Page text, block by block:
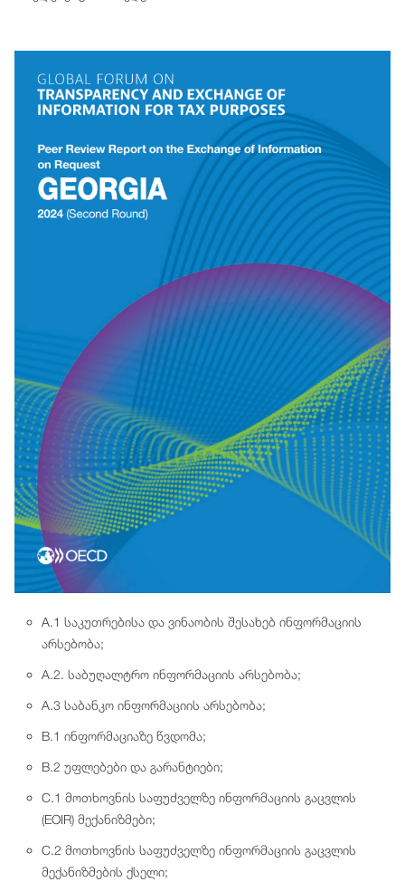
A.1 საკუთრებისა და ვინაობის შესახებ ინფორმაციის
არსებობა;
A.2. საბუღალტრო ინფორმაციის არსებობა;
A.3 საბანკო ინფორმაციის არსებობა;
B.1 ინფორმაციაზე წვდომა;
B.2 უფლებები და გარანტიები;
C.1 მოთხოვნის საფუძველზე ინფორმაციის გაცვლის
(EOIR) მექანიზმები;
C.2 მოთხოვნის საფუძველზე ინფორმაციის გაცვლის
მექანიზმების ქსელი;